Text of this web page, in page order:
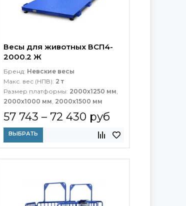
Весы для животных ВСП4-
2000.2 Ж
Бренд: Невские весы
Макс. вес (НПВ): 2 т
Размер платформы: 2000x1250 мм
2000х1000 мм 2000х1500 мм
57 743 – 72 430 руб
ВЫБРАТЬ